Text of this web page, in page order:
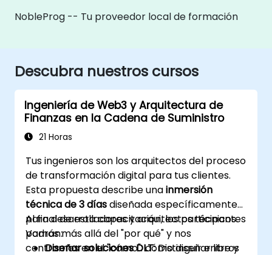
NobleProg -- Tu proveedor local de formación
Descubra nuestros cursos
Ingeniería de Web3 y Arquitectura de
Finanzas en la Cadena de Suministro
21 Horas
Tus ingenieros son los arquitectos del proceso
de transformación digital para tus clientes.
Esta propuesta describe unainmersión
técnica de 3 díasdiseñada específicamente
para desarrolladores y arquitectos técnicos.
Vamos más allá del "por qué" y nos
centramos en el "cómo": cómo diseñar libros
Al final de esta capacitación, los participantes
podrán:
Diseñar soluciones DLT:Distinguir entre y